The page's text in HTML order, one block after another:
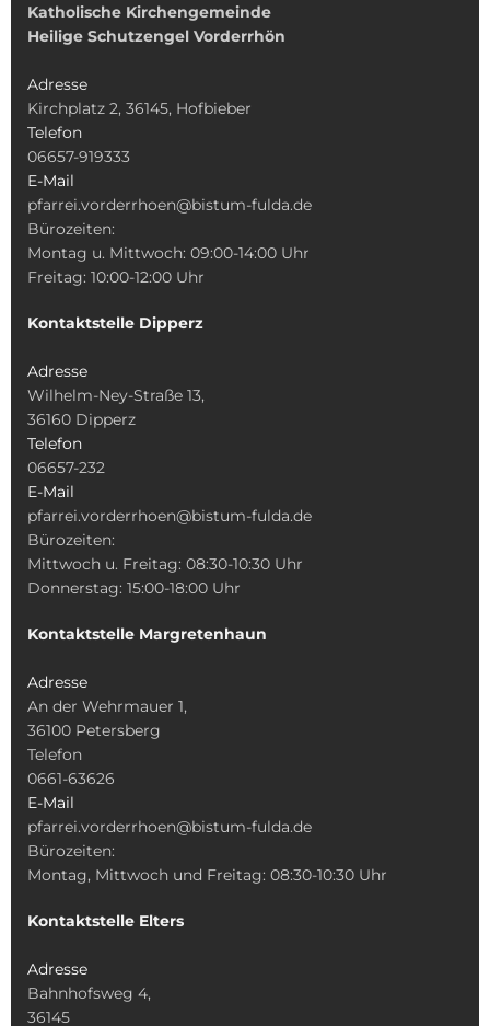
Katholische Kirchengemeinde
Heilige Schutzengel Vorderrhön
Adresse
Kirchplatz 2, 36145, Hofbieber
Telefon
06657-919333
E-Mail
pfarrei.vorderrhoen@bistum-fulda.de
Bürozeiten:
Montag u. Mittwoch: 09:00-14:00 Uhr
Freitag: 10:00-12:00 Uhr
Kontaktstelle Dipperz
Adresse
Wilhelm-Ney-Straße 13,
36160 Dipperz
Telefon
06657-232
E-Mail
pfarrei.vorderrhoen@bistum-fulda.de
Bürozeiten:
Mittwoch u. Freitag: 08:30-10:30 Uhr
Donnerstag: 15:00-18:00 Uhr
Kontaktstelle Margretenhaun
Adresse
An der Wehrmauer 1,
36100 Petersberg
Telefon
0661-63626
E-Mail
pfarrei.vorderrhoen@bistum-fulda.de
Bürozeiten:
Montag, Mittwoch und Freitag: 08:30-10:30 Uhr
Kontaktstelle Elters
Adresse
Bahnhofsweg 4,
36145